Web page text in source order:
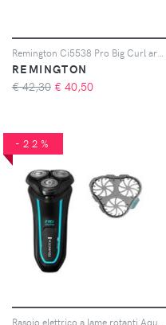
REMINGTON
€ 42,30 € 40,50
-22%